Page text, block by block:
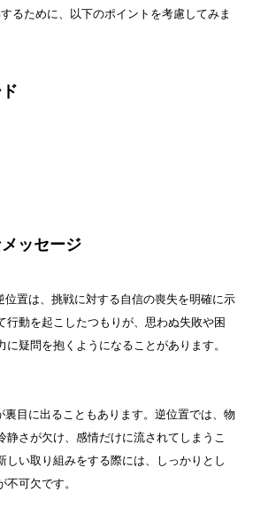
るために、以下のポイントを考慮してみま
ッセージ
位置は、挑戦に対する自信の喪失を明確に示
行動を起こしたつもりが、思わぬ失敗や困
に疑問を抱くようになることがあります。
裏目に出ることもあります。逆位置では、物
静さが欠け、感情だけに流されてしまうこ
しい取り組みをする際には、しっかりとし
可欠です。